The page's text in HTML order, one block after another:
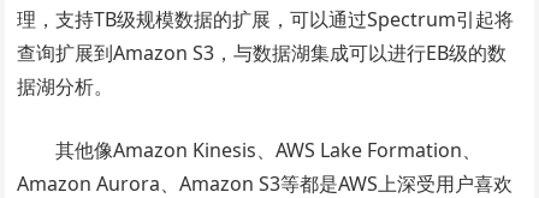
理，支持TB级规模数据的扩展，可以通过Spectrum引起将
查询扩展到Amazon S3，与数据湖集成可以进行EB级的数
据湖分析。
其他像Amazon Kinesis、AWS Lake Formation、
Amazon Aurora、Amazon S3等都是AWS上深受用户喜欢